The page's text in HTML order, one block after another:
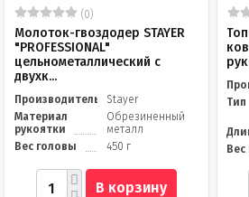
(0)
Молоток-гвоздодер STAYER
"PROFESSIONAL"
цельнометаллический с
двухк...
Производитель
Stayer
Материал
рукоятки
Обрезиненный
металл
Вес головы
450 г
В корзину
Тип